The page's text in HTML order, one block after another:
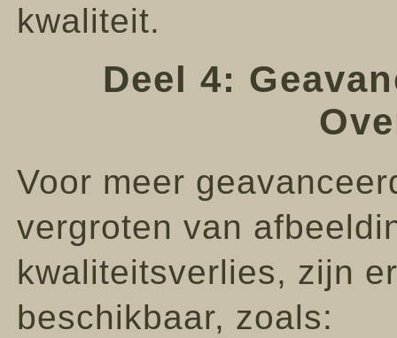
kwaliteit.
Deel 4:
Voor meer
vergroten van
kwaliteitsverlies, zijn
beschikbaar, zoals: